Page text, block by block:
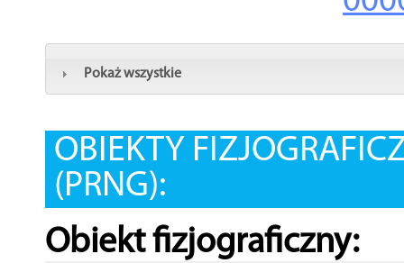
Pokaż wszystkie
OBIEKTY
(PRNG):
Obiekt fizjograficzny: